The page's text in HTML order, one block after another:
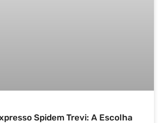
Spidem Trevi: A Escolha